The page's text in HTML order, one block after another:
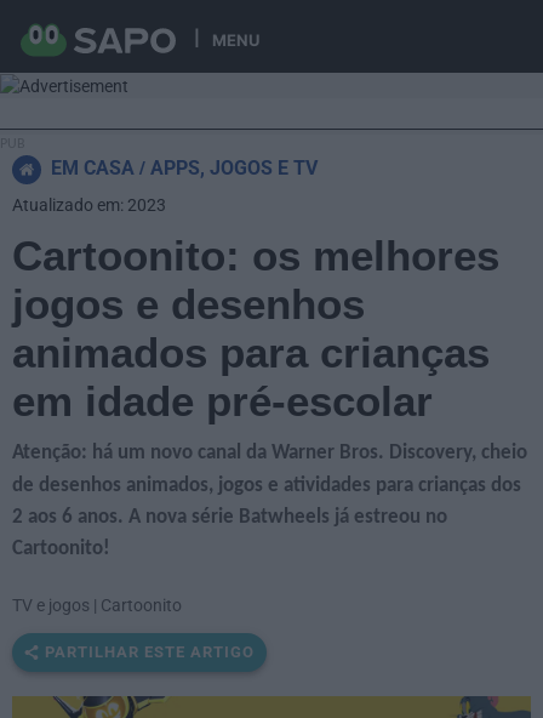
MENU
EM CASA APPS, JOGOS E TV
Cartoonito: os melhores
jogos e desenhos
animados para crianças
em idade pré-escolar
Atenção: há um novo canal da Warner Bros. Discovery, cheio
de desenhos animados, jogos e atividades para crianças dos
2 aos 6 anos. A nova série Batwheels já estreou no
Cartoonito!
TV e jogos | Cartoonito
PARTILHAR ESTE ARTIGO
Atualizado em: 2023